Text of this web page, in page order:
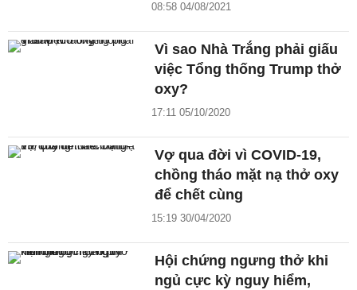
08:58 04/08/2021
Vì sao Nhà Trắng phải giấu
việc Tổng thống Trump thở
oxy?
17:11 05/10/2020
Vợ qua đời vì COVID-19,
chồng tháo mặt nạ thở oxy
để chết cùng
15:19 30/04/2020
Hội chứng ngưng thở khi
ngủ cực kỳ nguy hiểm,